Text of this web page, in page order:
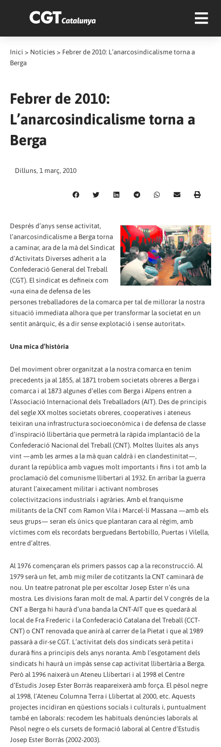
Inici > Notícies > Febrer de 2010: L’anarcosindicalisme torna a
Berga
Febrer de 2010:
L’anarcosindicalisme torna a
Berga
Dilluns, 1 març, 2010
Després d’anys sense activitat,
l’anarcosindicalisme a Berga torna
a caminar, ara de la mà del Sindicat
d’Activitats Diverses adherit a la
Confederació General del Treball
(CGT). El sindicat es defineix com
«una eina de defensa de les
persones treballadores de la comarca per tal de millorar la nostra
situació immediata alhora que per transformar la societat en un
sentit anàrquic, és a dir sense explotació i sense autoritat».
Una mica d’història
Del moviment obrer organitzat a la nostra comarca en tenim
precedents ja al 1855, al 1871 trobem societats obreres a Berga i
comarca i al 1873 algunes d’elles com Berga i Alpens entren a
l’Associació Internacional dels Treballadors (AIT). Des de principis
del segle XX moltes societats obreres, cooperatives i ateneus
teixiran una infrastructura socioeconòmica i de defensa de classe
d’inspiració llibertària que permetrà la ràpida implantació de la
Confederació Nacional del Treball (CNT). Moltes lluites als anys
vint —amb les armes a la mà quan caldrà i en clandestinitat—,
durant la república amb vagues molt importants i fins i tot amb la
proclamació del comunisme llibertari al 1932. En arribar la guerra
aturant l’aixecament militar i activant nombroses
colectivitzacions industrials i agràries. Amb el franquisme
militants de la CNT com Ramon Vila i Marcel•lí Massana —amb els
seus grups— seran els únics que plantaran cara al règim, amb
víctimes com els recordats berguedans Bertobillo, Puertas i Vilella,
entre d’altres.
Al 1976 començaran els primers passos cap a la reconstrucció. Al
1979 serà un fet, amb mig miler de cotitzants la CNT caminarà de
nou. Un teatre patronat ple per escoltar Josep Ester n’és una
mostra. Les divisions faran molt de mal. A partir del V congrés de la
CNT a Berga hi haurà d’una banda la CNT-AIT que es quedarà al
local de Fra Frederic i la Confederació Catalana del Treball (CCT-
CNT) o CNT renovada que anirà al carrer de la Pietat i que al 1989
passarà a dir-se CGT. L’activitat dels dos sindicats serà petita i
durarà fins a principis dels anys noranta. Amb l’esgotament dels
sindicats hi haurà un impàs sense cap activitat llibertària a Berga.
Però al 1996 naixerà un Ateneu Llibertari i al 1998 el Centre
d’Estudis Josep Ester Borràs reapareixerà amb força. El pèsol negre
al 1998, l’Ateneu Columna Terra i Llibertat al 2000, etc. Aquests
projectes incidiran en qüestions socials i culturals i, puntualment
també en laborals: recodem les habituals denúncies laborals al
Pèsol negre o els cursets de formació laboral al Centre d’Estudis
Josep Ester Borràs (2002-2003).